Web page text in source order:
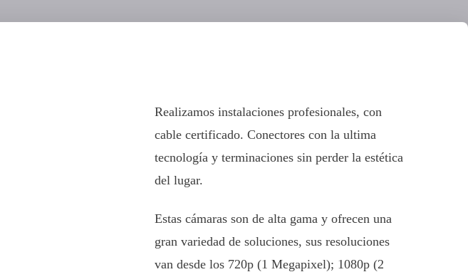
Realizamos instalaciones profesionales, con
cable certificado. Conectores con la ultima
tecnología y terminaciones sin perder la estética
del lugar.
Estas cámaras son de alta gama y ofrecen una
gran variedad de soluciones, sus resoluciones
van desde los 720p (1 Megapixel); 1080p (2